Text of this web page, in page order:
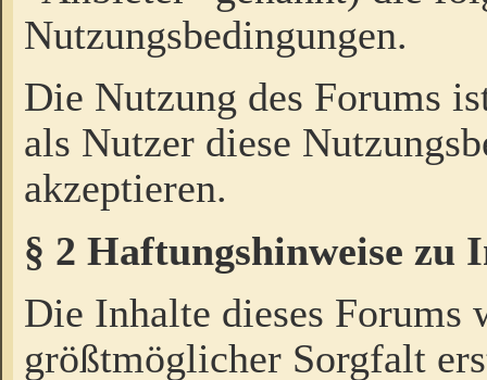
Nutzungsbedingungen.
Die Nutzung des Forums
als Nutzer diese
akzeptieren.
§ 2 Haftungshinweise zu
Die Inhalte dieses Forums
größtmöglicher Sorgfalt